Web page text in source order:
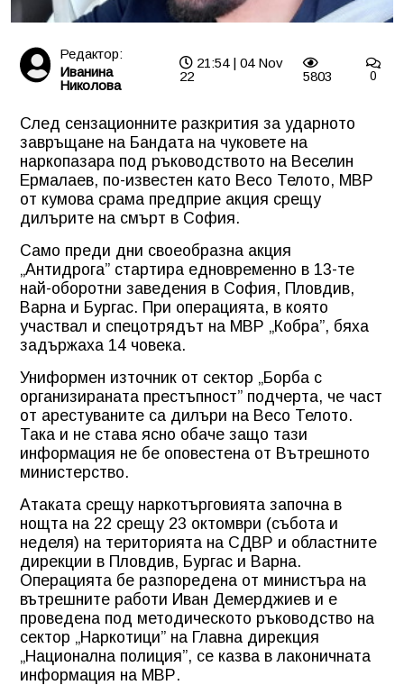
Редактор:
Иванина
Николова
21:54 | 04 Nov
22
5803 0
След сензационните разкрития за ударното
завръщане на Бандата на чуковете на
наркопазара под ръководството на Веселин
Ермалаев, по-известен като Весо Телото, МВР
от кумова срама предприе акция срещу
дилърите на смърт в София.
Само преди дни своеобразна акция
„Антидрога” стартира едновременно в 13-те
най-оборотни заведения в София, Пловдив,
Варна и Бургас. При операцията, в която
участвал и спецотрядът на МВР „Кобра”, бяха
задържаха 14 човека.
Униформен източник от сектор „Борба с
организираната престъпност” подчерта, че част
от арестуваните са дилъри на Весо Телото.
Така и не става ясно обаче защо тази
информация не бе оповестена от Вътрешното
министерство.
Атаката срещу наркотърговията започна в
нощта на 22 срещу 23 октомври (събота и
неделя) на територията на СДВР и областните
дирекции в Пловдив, Бургас и Варна.
Операцията бе разпоредена от министъра на
вътрешните работи Иван Демерджиев и е
проведена под методическото ръководство на
сектор „Наркотици” на Главна дирекция
„Национална полиция”, се казва в лаконичната
информация на МВР.